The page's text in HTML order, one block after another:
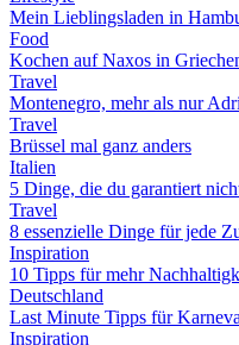
Mein Lieblingsladen in
Food
Kochen auf Naxos in
Travel
Montenegro, mehr als nur
Travel
Brüssel mal ganz anders
Italien
5 Dinge, die du garantiert
Travel
8 essenzielle Dinge für jede
Inspiration
10 Tipps für mehr
Deutschland
Last Minute Tipps für
Inspiration